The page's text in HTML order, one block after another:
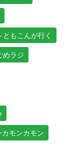
もこんが行く
めラジ
モンカモン